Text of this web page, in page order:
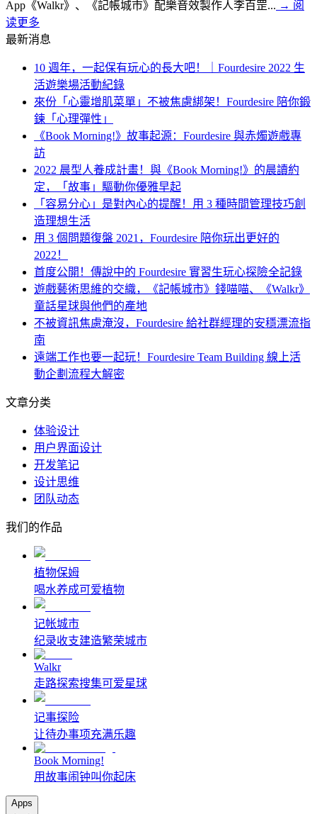
App《Walkr》、《記帳城市》配樂音效製作人李百罡... → 阅
读更多
最新消息
10 週年，一起保有玩心的長大吧！｜Fourdesire 2022 生
活遊樂場活動紀錄
來份「心靈增肌菜單」不被焦慮綁架！Fourdesire 陪你鍛
鍊「心理彈性」
《Book Morning!》故事起源：Fourdesire 與赤燭遊戲專
訪
2022 晨型人養成計畫！與《Book Morning!》的晨讀約
定，「故事」驅動你優雅早起
「容易分心」是對內心的提醒！用 3 種時間管理技巧創
造理想生活
用 3 個問題復盤 2021，Fourdesire 陪你玩出更好的
2022！
首度公開！傳說中的 Fourdesire 實習生玩心探險全記錄
遊戲藝術思維的交織，《記帳城市》錢喵喵、《Walkr》
童話星球與他們的產地
不被資訊焦慮淹沒，Fourdesire 給社群經理的安穩漂流指
南
遠端工作也要一起玩！Fourdesire Team Building 線上活
動企劃流程大解密
文章分类
体验设计
用户界面设计
开发笔记
设计思维
团队动态
我们的作品
植物保姆
喝水养成可爱植物
记帐城市
纪录收支建造繁荣城市
Walkr
走路探索搜集可爱星球
记事探险
让待办事项充满乐趣
Book Morning!
用故事闹钟叫你起床
Apps